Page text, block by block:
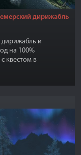
дирижабль
дирижабль и
на 100%
квестом в